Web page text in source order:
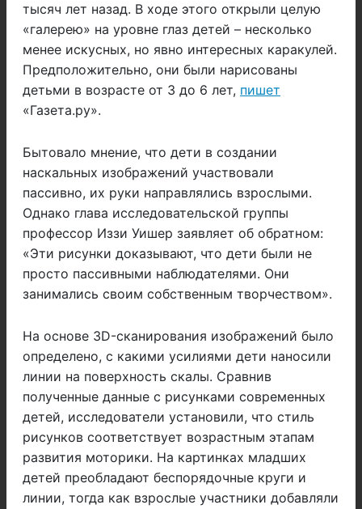
тысяч лет назад. В ходе этого открыли целую
«галерею» на уровне глаз детей – несколько
менее искусных, но явно интересных каракулей.
Предположительно, они были нарисованы
детьми в возрасте от 3 до 6 лет, пишет
«Газета.ру».
Бытовало мнение, что дети в создании
наскальных изображений участвовали
пассивно, их руки направлялись взрослыми.
Однако глава исследовательской группы
профессор Иззи Уишер заявляет об обратном:
«Эти рисунки доказывают, что дети были не
просто пассивными наблюдателями. Они
занимались своим собственным творчеством».
На основе 3D-сканирования изображений было
определено, с какими усилиями дети наносили
линии на поверхность скалы. Сравнив
полученные данные с рисунками современных
детей, исследователи установили, что стиль
рисунков соответствует возрастным этапам
развития моторики. На картинках младших
детей преобладают беспорядочные круги и
линии, тогда как взрослые участники добавляли